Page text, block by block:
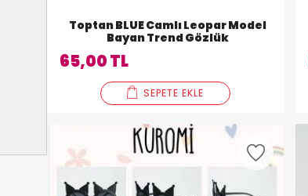
Toptan BLUE Camlı Leopar Model
Bayan Trend Gözlük
65,00 TL
SEPETE EKLE